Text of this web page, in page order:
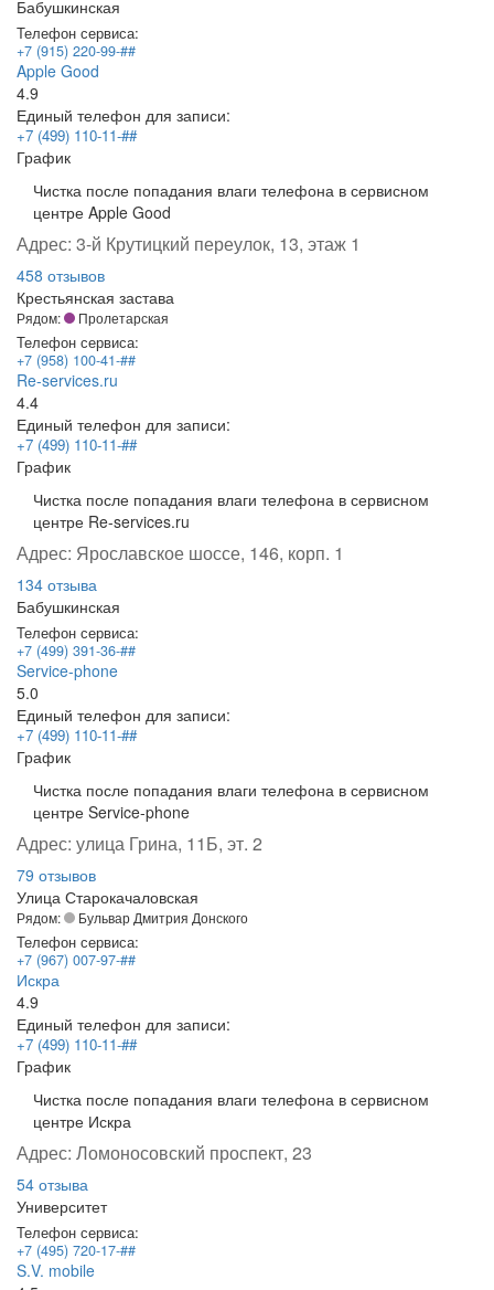
Бабушкинская
Телефон сервиса:
+7 (915) 220-99-##
Apple Good
4.9
Единый телефон для записи:
+7 (499) 110-11-##
График
Чистка после попадания влаги телефона в сервисном
центре Apple Good
Адрес: 3-й Крутицкий переулок, 13, этаж 1
458 отзывов
Крестьянская застава
Рядом: Пролетарская
Телефон сервиса:
+7 (958) 100-41-##
Re-services.ru
4.4
Единый телефон для записи:
+7 (499) 110-11-##
График
Чистка после попадания влаги телефона в сервисном
центре Re-services.ru
Адрес: Ярославское шоссе, 146, корп. 1
134 отзыва
Бабушкинская
Телефон сервиса:
+7 (499) 391-36-##
Service-phone
5.0
Единый телефон для записи:
+7 (499) 110-11-##
График
Чистка после попадания влаги телефона в сервисном
центре Service-phone
Адрес: улица Грина, 11Б, эт. 2
79 отзывов
Улица Старокачаловская
Рядом: Бульвар Дмитрия Донского
Телефон сервиса:
+7 (967) 007-97-##
Искра
4.9
Единый телефон для записи:
+7 (499) 110-11-##
График
Чистка после попадания влаги телефона в сервисном
центре Искра
Адрес: Ломоносовский проспект, 23
54 отзыва
Университет
Телефон сервиса:
+7 (495) 720-17-##
S.V. mobile